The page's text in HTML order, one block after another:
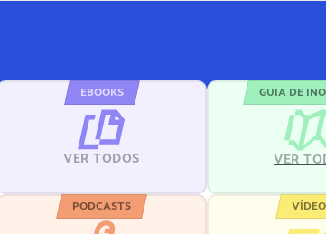
EBOOKS
VER TODOS
GUIA DE
VER
PODCASTS